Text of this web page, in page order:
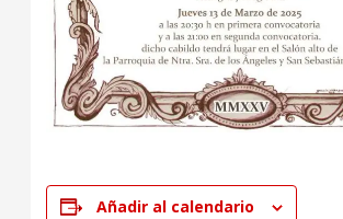
Añadir al calendario